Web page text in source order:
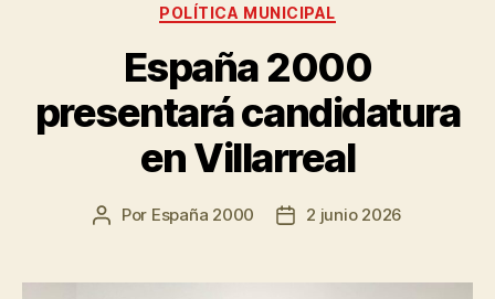
POLÍTICA MUNICIPAL
España 2000
presentará candidatura
en Villarreal
Por España 2000 2 junio 2026